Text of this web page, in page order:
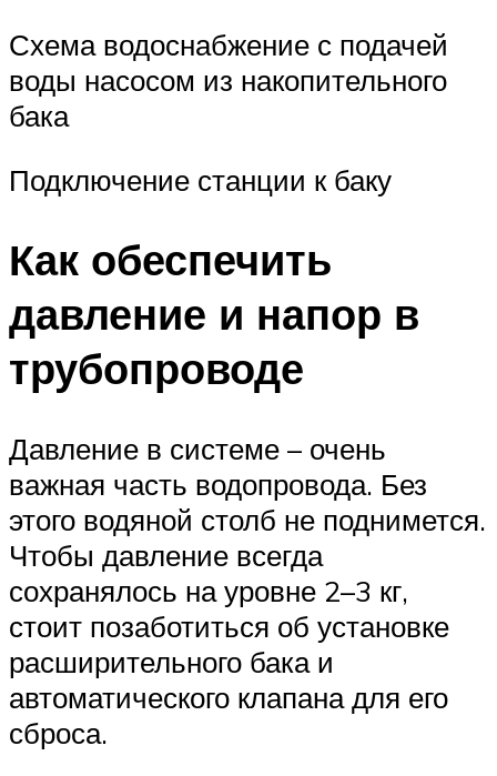
Схема водоснабжение с подачей
воды насосом из накопительного
бака
Подключение станции к баку
Как обеспечить
давление и напор в
трубопроводе
Давление в системе – очень
важная часть водопровода. Без
этого водяной столб не поднимется.
Чтобы давление всегда
сохранялось на уровне 2–3 кг,
стоит позаботиться об установке
расширительного бака и
автоматического клапана для его
сброса.